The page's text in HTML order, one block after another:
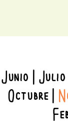
Junio Julio
Octubre